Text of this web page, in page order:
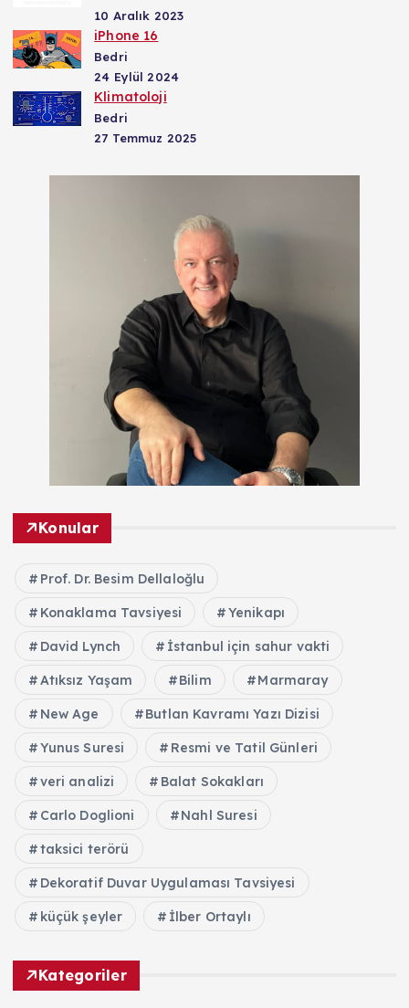
10 Aralık 2023
iPhone 16
Bedri
24 Eylül 2024
Klimatoloji
Bedri
27 Temmuz 2025
Konular
Prof. Dr. Besim Dellaloğlu
Konaklama Tavsiyesi Yenikapı
David Lynch İstanbul için sahur vakti
Atıksız Yaşam Bilim Marmaray
New Age Butlan Kavramı Yazı Dizisi
Yunus Suresi Resmi ve Tatil Günleri
veri analizi Balat Sokakları
Carlo Doglioni Nahl Suresi
taksici terörü
Dekoratif Duvar Uygulaması Tavsiyesi
küçük şeyler İlber Ortaylı
Kategoriler